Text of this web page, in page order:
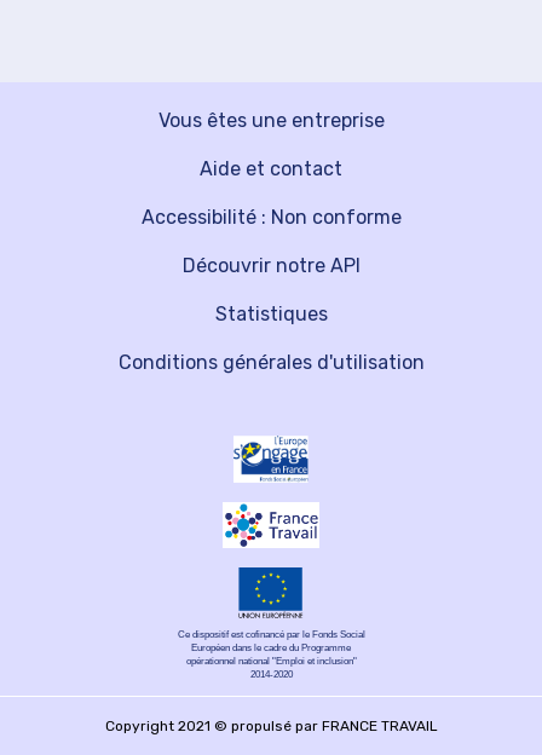
Vous êtes une entreprise
Découvrir notre API
Aide et contact
Statistiques
Accessibilité : Non conforme
Conditions générales d'utilisation
Ce dispositif est cofinancé par le Fonds Social
Européen dans le cadre du Programme
opérationnel national "Emploi et inclusion"
2014-2020
Copyright 2021 © propulsé par FRANCE TRAVAIL